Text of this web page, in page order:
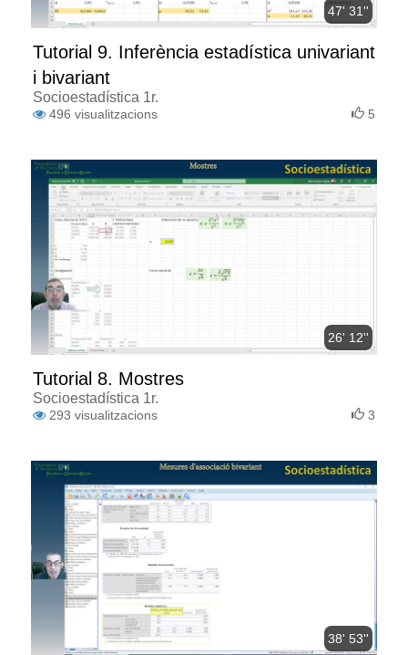
47' 31''
Tutorial 9. Inferència estadística univariant
i bivariant
Socioestadística 1r.
496 visualitzacions 5
26' 12''
Tutorial 8. Mostres
Socioestadística 1r.
293 visualitzacions 3
38' 53''